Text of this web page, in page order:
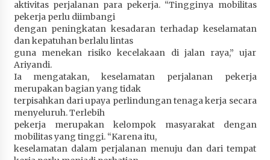
1 bulan ago
aktivitas perjalanan para pekerja. “Tingginya mobilitas
pekerja perlu diimbangi
dengan peningkatan kesadaran terhadap keselamatan
dan kepatuhan berlalu lintas
guna menekan risiko kecelakaan di jalan raya,” ujar
Ariyandi.
Ia mengatakan, keselamatan perjalanan pekerja
merupakan bagian yang tidak
terpisahkan dari upaya perlindungan tenaga kerja secara
menyeluruh. Terlebih
pekerja merupakan kelompok masyarakat dengan
mobilitas yang tinggi. “Karena itu,
keselamatan dalam perjalanan menuju dan dari tempat